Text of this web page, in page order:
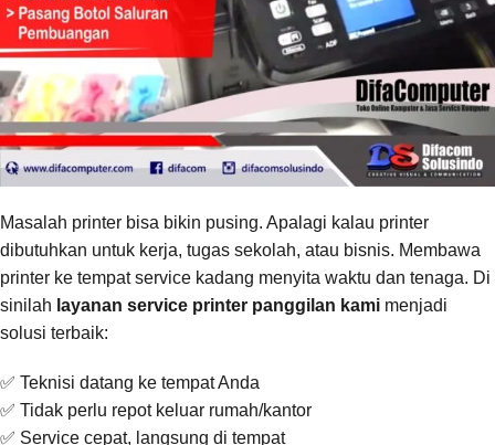
Masalah printer bisa bikin pusing. Apalagi kalau printer
dibutuhkan untuk kerja, tugas sekolah, atau bisnis. Membawa
printer ke tempat service kadang menyita waktu dan tenaga. Di
sinilah layanan service printer panggilan kami menjadi
solusi terbaik:
✅ Teknisi datang ke tempat Anda
✅ Tidak perlu repot keluar rumah/kantor
✅ Service cepat, langsung di tempat